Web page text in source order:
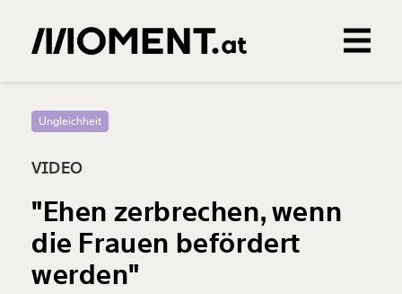
0Treffer
Ungleichheit
VIDEO
"Ehen zerbrechen, wenn
die Frauen befördert
werden"